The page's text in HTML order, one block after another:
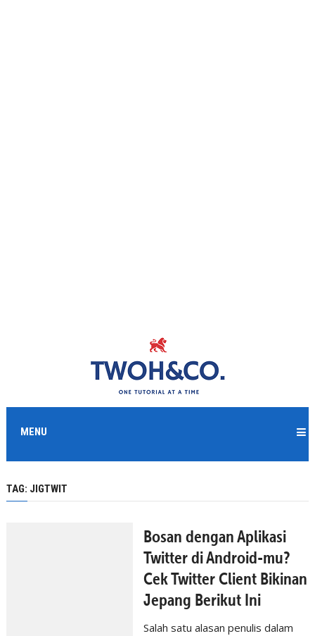
MENU
TAG: JIGTWIT
Bosan dengan Aplikasi
Twitter di Android-mu?
Cek Twitter Client Bikinan
Jepang Berikut Ini
Salah satu alasan penulis dalam